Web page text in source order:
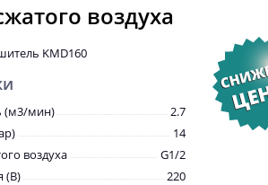
воздуха
KMD160
(м3/мин)
2.7
14
воздуха
G1/2
(В)
220